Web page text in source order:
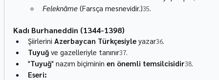
Feleknâme (Farsça mesnevidir.)35.
Kadı Burhaneddin (1344-1398)
Şiirlerini Azerbaycan Türkçesiyle yazar36.
Tuyuğ ve gazelleriyle tanınır37.
"Tuyuğ" nazım biçiminin en önemli temsilcisidir38.
Eseri: